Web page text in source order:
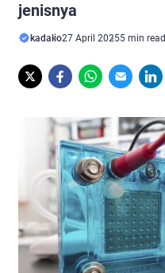
jenisnya
kadalio27 April 20255 min read